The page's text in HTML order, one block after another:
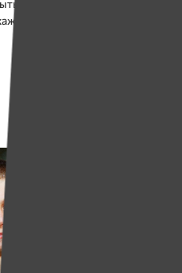
сильным, красивым
что я смогу стать